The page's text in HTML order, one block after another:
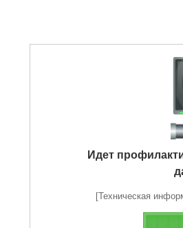
Идет
[Техническая